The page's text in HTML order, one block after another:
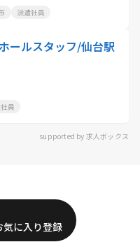
派遣社員
ールスタッフ/仙台駅
員
supported by 求人ボックス
に入り登録